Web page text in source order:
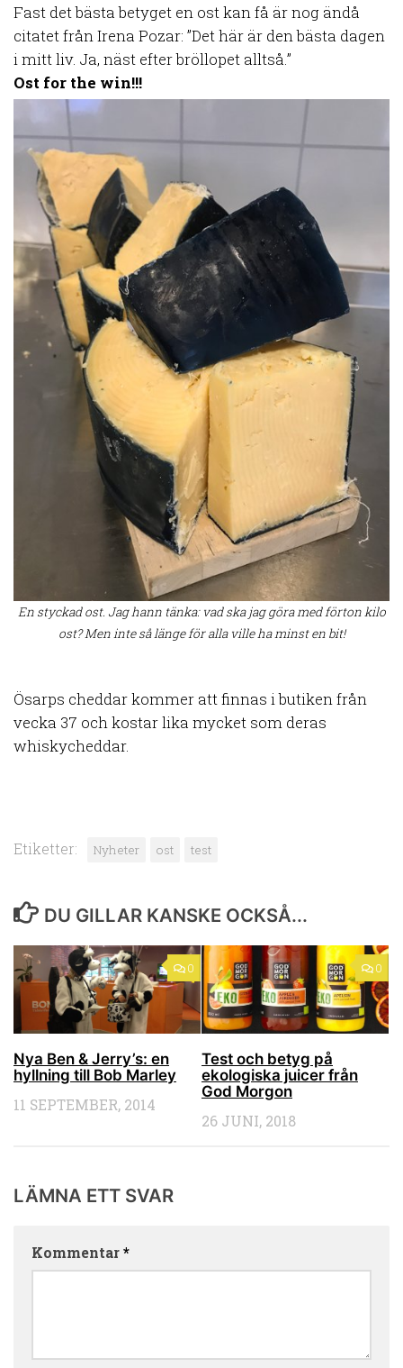
Fast det bästa betyget en ost kan få är nog ändå
citatet från Irena Pozar: ”Det här är den bästa dagen
i mitt liv. Ja, näst efter bröllopet alltså.”
Ost for the win!!!
En styckad ost. Jag hann tänka: vad ska jag göra med förton kilo
ost? Men inte så länge för alla ville ha minst en bit!
Ösarps cheddar kommer att finnas i butiken från
vecka 37 och kostar lika mycket som deras
whiskycheddar.
Etiketter: Nyheter ost test
DU GILLAR KANSKE OCKSÅ...
0
Nya Ben & Jerry’s: en
hyllning till Bob Marley
11 SEPTEMBER, 2014
0
Test och betyg på
ekologiska juicer från
God Morgon
26 JUNI, 2018
LÄMNA ETT SVAR
Kommentar*